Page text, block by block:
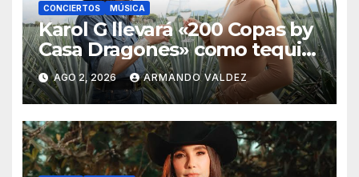
CONCIERTOS MÚSICA
Karol G llevará «200 Copas by
Casa Dragones» como tequila
oficial de su gira mundial
«Viajando Por El Mundo
Tropitour»
AGO 2, 2026 ARMANDO VALDEZ